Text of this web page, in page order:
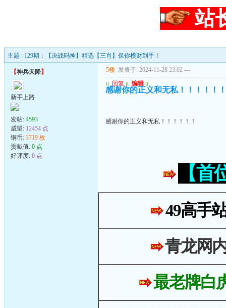
站
主题 : 129期：【决战码神】精选【三肖】保你横财到手！
【神兵天降】
新手上路
发帖: 4593
威望: 12454 点
铜币: 3719 枚
贡献值: 0 点
好评度: 0 点
5楼 发表于: 2024-11-28 23:02 ---
u 回复 u 编辑 u
感谢你的正义和无私！！！！！！
感谢你的正义和无私！！！！！！
【
49高手
青龙网
最老牌白